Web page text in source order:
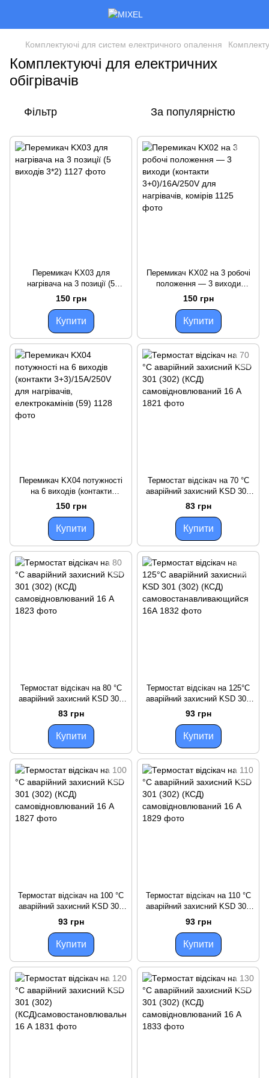
Комплектуючі для систем електричного опалення
Комплектуючі для електричних
обігрівачів
Фільтр За популярністю
Перемикач KX03 для
нагрівача на 3 позиції (5
виходів 3*2)
150 грн
Купити
Перемикач KX02 на 3 робочі
положення — 3 виходи
(контакти 3+0)/16A/250V для
нагрівачів, комірів
150 грн
Купити
Перемикач KX04 потужності
на 6 виходів (контакти
3+3)/15A/250V для нагрівачів,
електрокамінів (59)
150 грн
Купити
Термостат відсікач на 70 °C
аварійний захисний KSD 301
(302) (КСД)
самовідновлюваний 16 А
83 грн
Купити
Термостат відсікач на 80 °C
аварійний захисний KSD 301
(302) (КСД)
самовідновлюваний 16 А
83 грн
Купити
Термостат відсікач на 125°С
аварійний захисний KSD 301
(302) (КСД)
самовостанавливающийся
93 грн
Купити
Термостат відсікач на 100 °C
аварійний захисний KSD 301
(302) (КСД)
самовідновлюваний 16 А
93 грн
Купити
Термостат відсікач на 110 °C
аварійний захисний KSD 301
(302) (КСД)
самовідновлюваний 16 А
93 грн
Купити